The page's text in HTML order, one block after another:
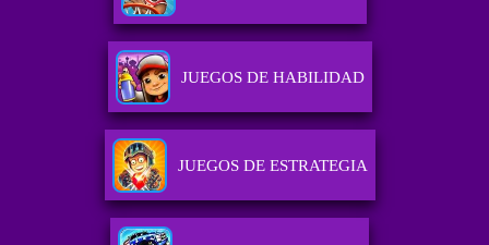
JUEGOS DE HABILIDAD
JUEGOS DE ESTRATEGIA